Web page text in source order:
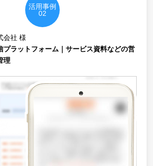
活用事例
02
会社 様
プラットフォーム｜サービス資料などの営
理